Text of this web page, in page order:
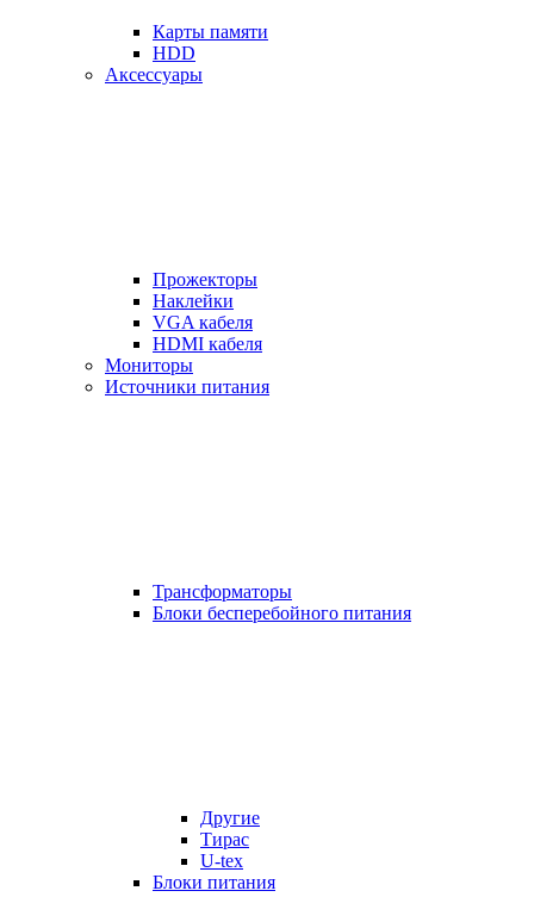
Карты памяти
HDD
Аксессуары
Прожекторы
Наклейки
VGA кабеля
HDMI кабеля
Мониторы
Источники питания
Трансформаторы
Блоки бесперебойного питания
Другие
Тирас
U-tex
Блоки питания